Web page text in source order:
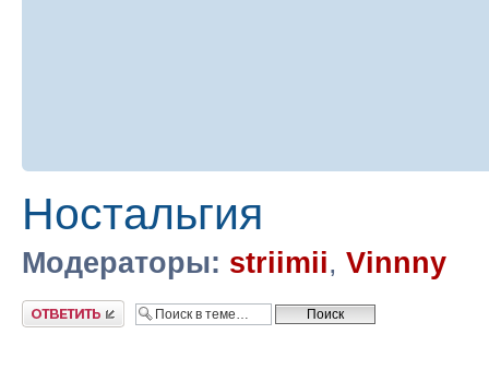
Ностальгия
Модераторы: striimii, Vinnny
Ответить